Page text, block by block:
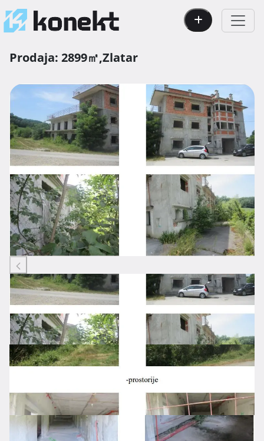
Prodaja: 2899㎡,Zlatar